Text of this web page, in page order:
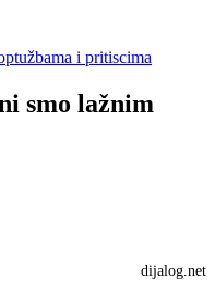
i pritiscima
smo lažnim
dijalog.net